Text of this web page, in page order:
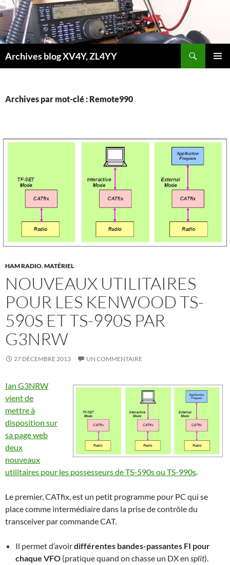
Aller
au
contenu
Archives blog XV4Y, ZL4YY
Archives par mot-clé : Remote990
HAM RADIO,MATÉRIEL
NOUVEAUX UTILITAIRES
POUR LES KENWOOD TS-
590S ET TS-990S PAR
G3NRW
27 DÉCEMBRE 2013 UN COMMENTAIRE
Ian G3NRW
vient de
mettre à
disposition sur
sa page web
deux
nouveaux
utilitaires pour les possesseurs de TS-590s ou TS-990s.
Le premier, CATfix, est un petit programme pour PC qui se
place comme intermédiaire dans la prise de contrôle du
transceiver par commande CAT.
Il permet d’avoirdifférentes bandes-passantes FI pour
chaque VFO (pratique quand on chasse un DX en split).